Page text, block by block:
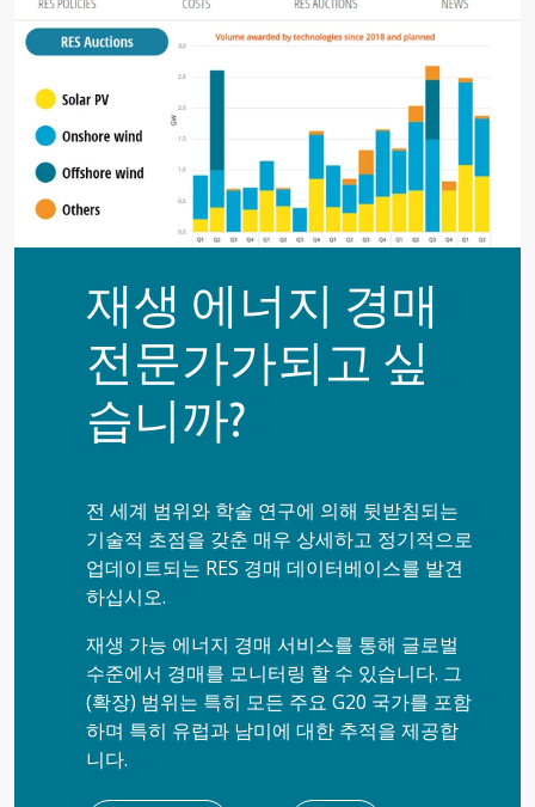
재생 에너지 경매
전문가가되고 싶
습니까?
전 세계 범위와 학술 연구에 의해 뒷받침되는
기술적 초점을 갖춘 매우 상세하고 정기적으로
업데이트되는 RES 경매 데이터베이스를 발견
하십시오.
재생 가능 에너지 경매 서비스를 통해 글로벌
수준에서 경매를 모니터링 할 수 있습니다. 그
(확장) 범위는 특히 모든 주요 G20 국가를 포함
하며 특히 유럽과 남미에 대한 추적을 제공합
니다.